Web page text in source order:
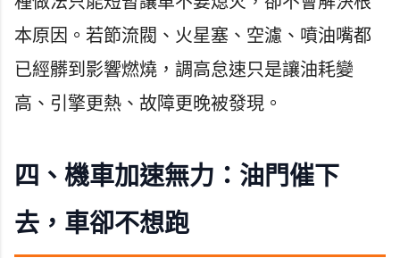
本原因。若節流閥、火星塞、空濾、噴油嘴都
已經髒到影響燃燒，調高怠速只是讓油耗變
高、引擎更熱、故障更晚被發現。
四、機車加速無力：油門催下
去，車卻不想跑